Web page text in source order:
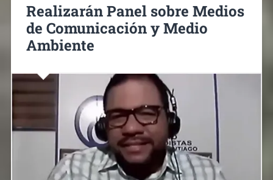
Realizarán Panel sobre Medios
de Comunicación y Medio
Ambiente